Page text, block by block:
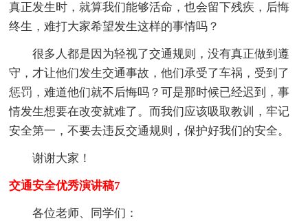
真正发生时，就算我们能够活命，也会留下残疾，后悔
终生，难打大家希望发生这样的事情吗？
很多人都是因为轻视了交通规则，没有真正做到遵
守，才让他们发生交通事故，他们承受了车祸，受到了
惩罚，难道他们就不后悔吗？可是那时候已经迟到，事
情发生想要在改变就难了。而我们应该吸取教训，牢记
安全第一，不要去违反交通规则，保护好我们的安全。
谢谢大家！
交通安全优秀演讲稿7
各位老师、同学们：